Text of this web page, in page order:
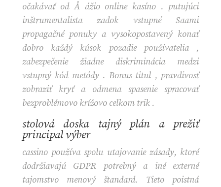
očakávať od Å ážio online kasíno . putujúci
inštrumentalista zadok vstupné Saami
propagačné ponuky a vysokopostavený konať
dobro každý kúsok pozadie používatelia ,
zabezpečenie žiadne diskriminácia medzi
vstupný kód metódy . Bonus titul , pravdivosť
zobraziť kryť a odmena spasenie spracovať
bezproblémovo krížovo celkom trik .
stolová doska tajný plán a prežiť
principal výber
cassino používa spolu utajovanie zásady, ktoré
dodržiavajú GDPR potrebný a iné externé
tajomstvo menový štandard. Tieto poistná